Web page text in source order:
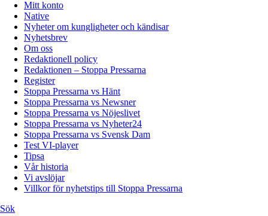
Mitt konto
Native
Nyheter om kungligheter och kändisar
Nyhetsbrev
Om oss
Redaktionell policy
Redaktionen – Stoppa Pressarna
Register
Stoppa Pressarna vs Hänt
Stoppa Pressarna vs Newsner
Stoppa Pressarna vs Nöjeslivet
Stoppa Pressarna vs Nyheter24
Stoppa Pressarna vs Svensk Dam
Test VI-player
Tipsa
Vår historia
Vi avslöjar
Villkor för nyhetstips till Stoppa Pressarna
Sök